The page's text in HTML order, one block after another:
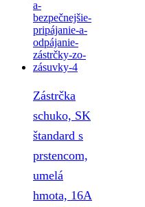
Zástrčka
schuko, SK
štandard s
prstencom,
umelá
hmota, 16A